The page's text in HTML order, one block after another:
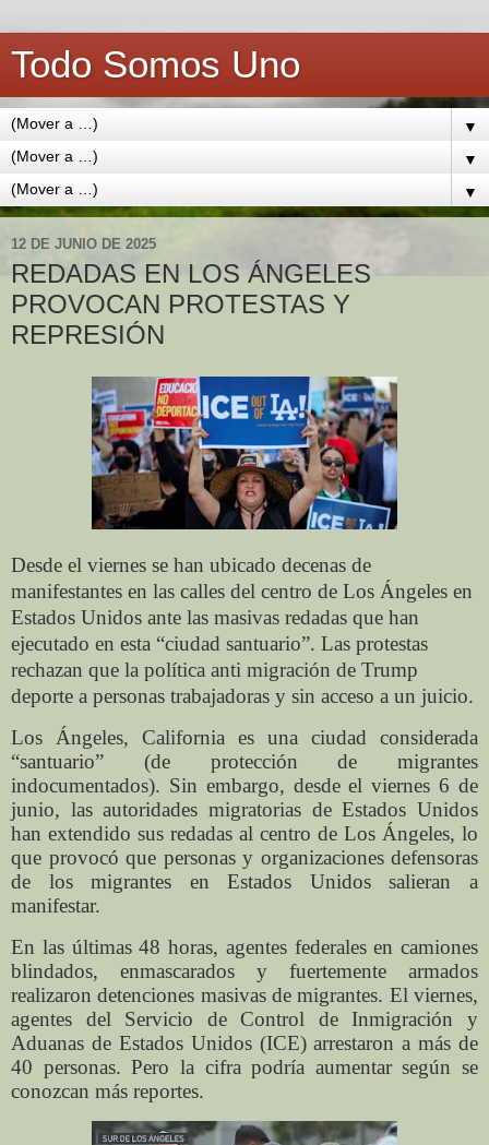
Todo Somos Uno
▼
▼
▼
12 DE JUNIO DE 2025
REDADAS EN LOS ÁNGELES
PROVOCAN PROTESTAS Y
REPRESIÓN
Desde el viernes se han ubicado decenas de
manifestantes en las calles del centro de Los Ángeles en
Estados Unidos ante las masivas redadas que han
ejecutado en esta “ciudad santuario”. Las protestas
rechazan que la política anti migración de Trump
deporte a personas trabajadoras y sin acceso a un juicio.
Los Ángeles, California es una ciudad considerada
“santuario” (de protección de migrantes
indocumentados). Sin embargo, desde el viernes 6 de
junio, las autoridades migratorias de Estados Unidos
han extendido sus redadas al centro de Los Ángeles, lo
que provocó que personas y organizaciones defensoras
de los migrantes en Estados Unidos salieran a
manifestar.
En las últimas 48 horas, agentes federales en camiones
blindados, enmascarados y fuertemente armados
realizaron detenciones masivas de migrantes. El viernes,
agentes del Servicio de Control de Inmigración y
Aduanas de Estados Unidos (ICE) arrestaron a más de
40 personas. Pero la cifra podría aumentar según se
conozcan más reportes.